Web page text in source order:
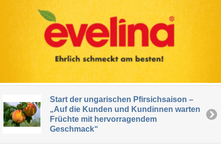
Start der ungarischen Pfirsichsaison –
„Auf die Kunden und Kundinnen warten
Früchte mit hervorragendem
Geschmack“